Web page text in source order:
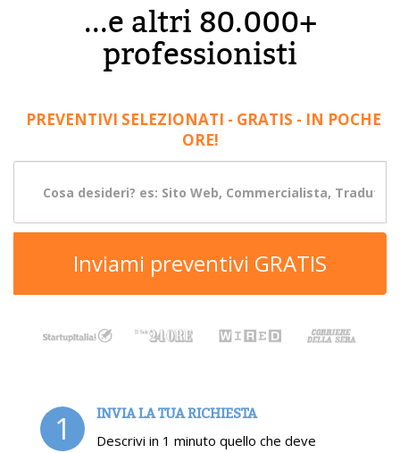
...e altri 80.000+
professionisti
PREVENTIVI SELEZIONATI - GRATIS - IN POCHE
ORE!
Inviami preventivi GRATIS
1 INVIA LA TUA RICHIESTA
Descrivi in 1 minuto quello che deve